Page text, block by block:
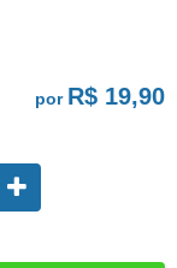
por R$ 19,90